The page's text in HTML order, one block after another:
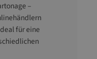
–
für eine